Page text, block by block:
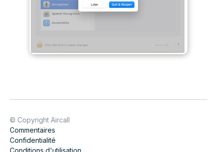
© Copyright Aircall
Commentaires
Confidentialité
Conditions d'utilisation